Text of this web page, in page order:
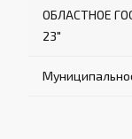
ОБЛАСТНОЕ
23"